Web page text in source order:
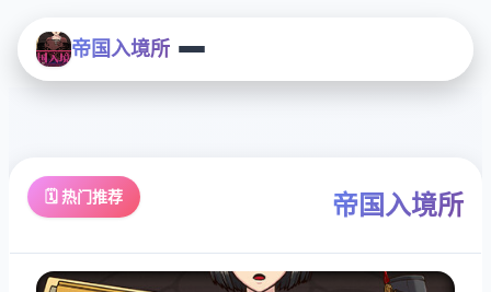
帝国入境所
🗓️ 热门推荐 帝国入境所